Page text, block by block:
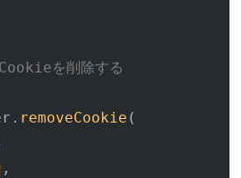
を削除する
removeCookie (
,